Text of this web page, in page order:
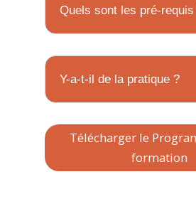
Quels sont les pré-requis
Y-a-t-il de la pratique ?
Télécharger le
formation